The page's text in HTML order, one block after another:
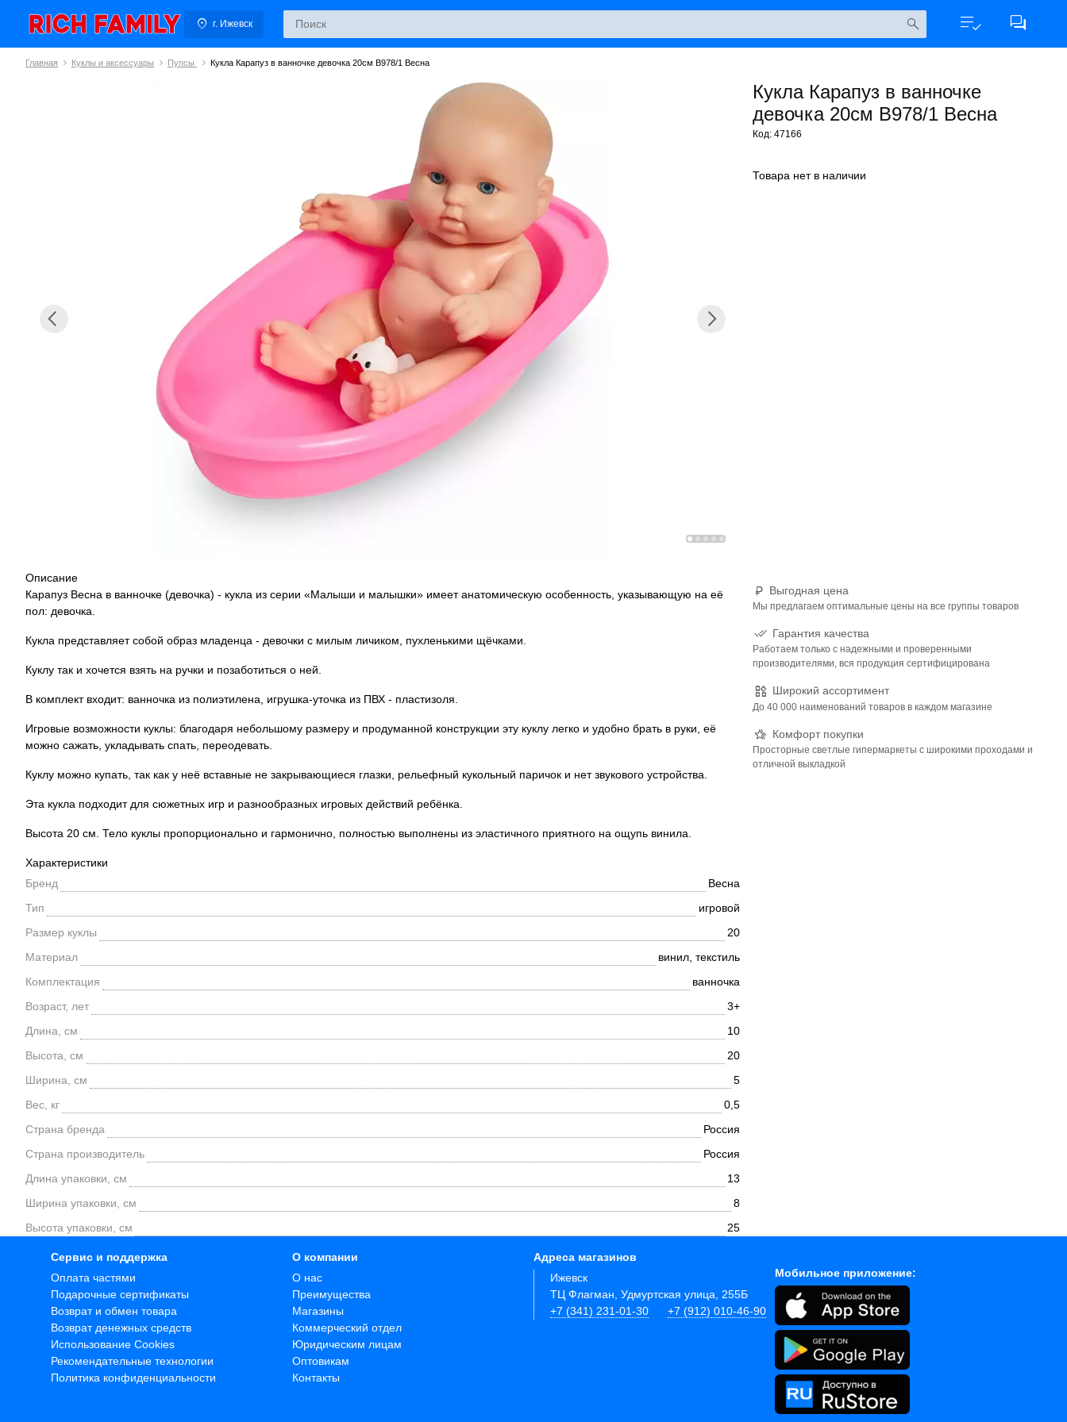
г. Ижевск
Главная Куклы и аксессуары Пупсы Кукла Карапуз в ванночке девочка 20см В978/1 Весна
Кукла Карапуз в ванночке
девочка 20см В978/1 Весна
Код: 47166
Товара нет в наличии
Описание
Карапуз Весна в ванночке (девочка) - кукла из серии «Малыши и малышки» имеет анатомическую особенность, указывающую на её
пол: девочка.
Кукла представляет собой образ младенца - девочки с милым личиком, пухленькими щёчками.
Куклу так и хочется взять на ручки и позаботиться о ней.
В комплект входит: ванночка из полиэтилена, игрушка-уточка из ПВХ - пластизоля.
Игровые возможности куклы: благодаря небольшому размеру и продуманной конструкции эту куклу легко и удобно брать в руки, её
можно сажать, укладывать спать, переодевать.
Куклу можно купать, так как у неё вставные не закрывающиеся глазки, рельефный кукольный паричок и нет звукового устройства.
Эта кукла подходит для сюжетных игр и разнообразных игровых действий ребёнка.
Высота 20 см. Тело куклы пропорционально и гармонично, полностью выполнены из эластичного приятного на ощупь винила.
Выгодная цена
Мы предлагаем оптимальные цены на все группы товаров
Гарантия качества
Работаем только с надежными и проверенными
производителями, вся продукция сертифицирована
Широкий ассортимент
До 40 000 наименований товаров в каждом магазине
Комфорт покупки
Просторные светлые гипермаркеты с широкими проходами и
отличной выкладкой
Характеристики
Бренд
Весна
Тип
игровой
Размер куклы
20
Материал
винил, текстиль
Комплектация
ванночка
Возраст, лет
3+
Длина, см
10
Высота, см
20
Ширина, см
5
Вес, кг
0,5
Страна бренда
Россия
Страна производитель
Россия
Длина упаковки, см
13
Ширина упаковки, см
8
Высота упаковки, см
25
Сервис и поддержка
Оплата частями
Подарочные сертификаты
Возврат и обмен товара
Возврат денежных средств
Использование Cookies
Рекомендательные технологии
Политика конфиденциальности
О компании
О нас
Преимущества
Магазины
Коммерческий отдел
Юридическим лицам
Оптовикам
Контакты
Адреса магазинов
Ижевск
ТЦ Флагман, Удмуртская улица, 255Б
+7 (341) 231-01-30
+7 (912) 010-46-90
Мобильное приложение: